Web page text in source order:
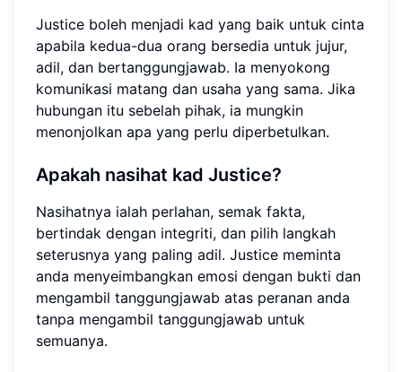
Justice boleh menjadi kad yang baik untuk cinta
apabila kedua-dua orang bersedia untuk jujur,
adil, dan bertanggungjawab. Ia menyokong
komunikasi matang dan usaha yang sama. Jika
hubungan itu sebelah pihak, ia mungkin
menonjolkan apa yang perlu diperbetulkan.
Apakah nasihat kad Justice?
Nasihatnya ialah perlahan, semak fakta,
bertindak dengan integriti, dan pilih langkah
seterusnya yang paling adil. Justice meminta
anda menyeimbangkan emosi dengan bukti dan
mengambil tanggungjawab atas peranan anda
tanpa mengambil tanggungjawab untuk
semuanya.